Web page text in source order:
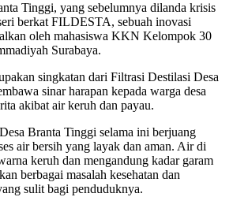
Tinggi, yang sebelumnya dilanda krisis
berkat FILDESTA, sebuah inovasi
oleh mahasiswa KKN Kelompok 30
Surabaya.
singkatan dari Filtrasi Destilasi Desa
sinar harapan kepada warga desa
akibat air keruh dan payau.
Branta Tinggi selama ini berjuang
air bersih yang layak dan aman. Air di
keruh dan mengandung kadar garam
berbagai masalah kesehatan dan
sulit bagi penduduknya.